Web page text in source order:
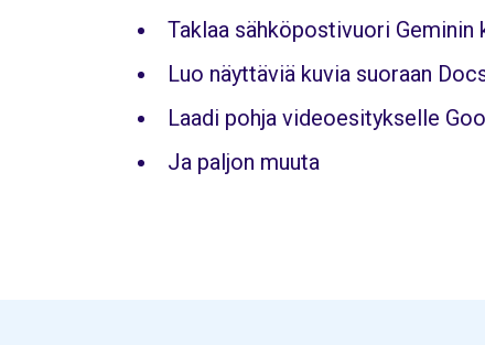
Taklaa sähköpostivuori Geminin
Luo näyttäviä kuvia suoraan
Laadi pohja videoesitykselle
Ja paljon muuta